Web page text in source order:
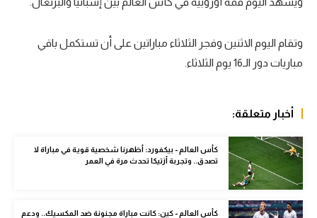
سعودي في الجول
الدوري الإنجليزي
القسم الثاني
رياضات أخرى
أمم إفريقيا
وتقام اليوم الاثنين وفجر الثلاثاء مباراتين على أن تستكمل باقي
مباريات دور الـ16 يوم الثلاثاء.
أخبار متعلقة:
كأس العالم - بيكفورد: أظهرنا شخصية قوية في مباراة لا
تصدق.. وتجربة أزتيكا تحدث مرة في العمر
كأس العالم - كين: كانت مباراة مجنونة ضد المكسيك.. ودعم